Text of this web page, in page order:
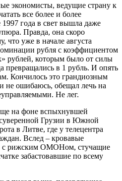
экономисты, ведущие страну к
все более и более
года в свет вышла даже
Правда, она скоро
что уже в начале августа
рубля с коэффициентом
рублей, которым было от силы
превращались в 1 рубль. И опять
Кончилось это грандиозным
не ошибаюсь, обещал лечь на
Не лег.
на фоне вспыхнувшей
Грузии в Южной
в Литве, где у телецентра
Вслед – кровавые
с рижским ОМОНом, стучащие
забастовавшие по всему